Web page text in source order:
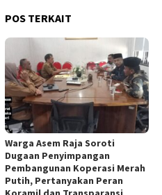
POS TERKAIT
Warga Asem Raja Soroti
Dugaan Penyimpangan
Pembangunan Koperasi Merah
Putih, Pertanyakan Peran